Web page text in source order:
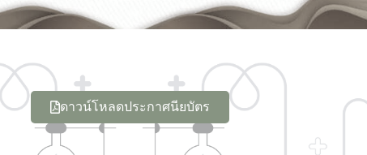
ดาวน์โหลดประกาศนียบัตร